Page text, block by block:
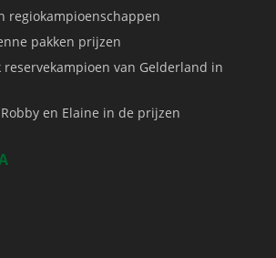
regiokampioenschappen
pakken prijzen
reservekampioen van Gelderland in
en Elaine in de prijzen